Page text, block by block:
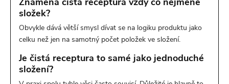
složek?
Obvykle dává větší smysl dívat se na logiku produktu jako
celku než jen na samotný počet položek ve složení.
Je čistá receptura to samé jako jednoduché
složení?